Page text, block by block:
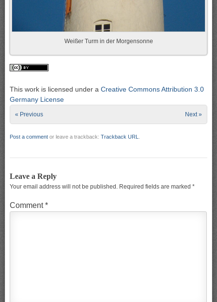
Weißer Turm in der Morgensonne
This work is licensed under a Creative Commons Attribution 3.0
Germany License
« Previous Next »
Post a comment or leave a trackback: Trackback URL
Leave a Reply
Your email address will not be published. Required fields are marked *
Comment*